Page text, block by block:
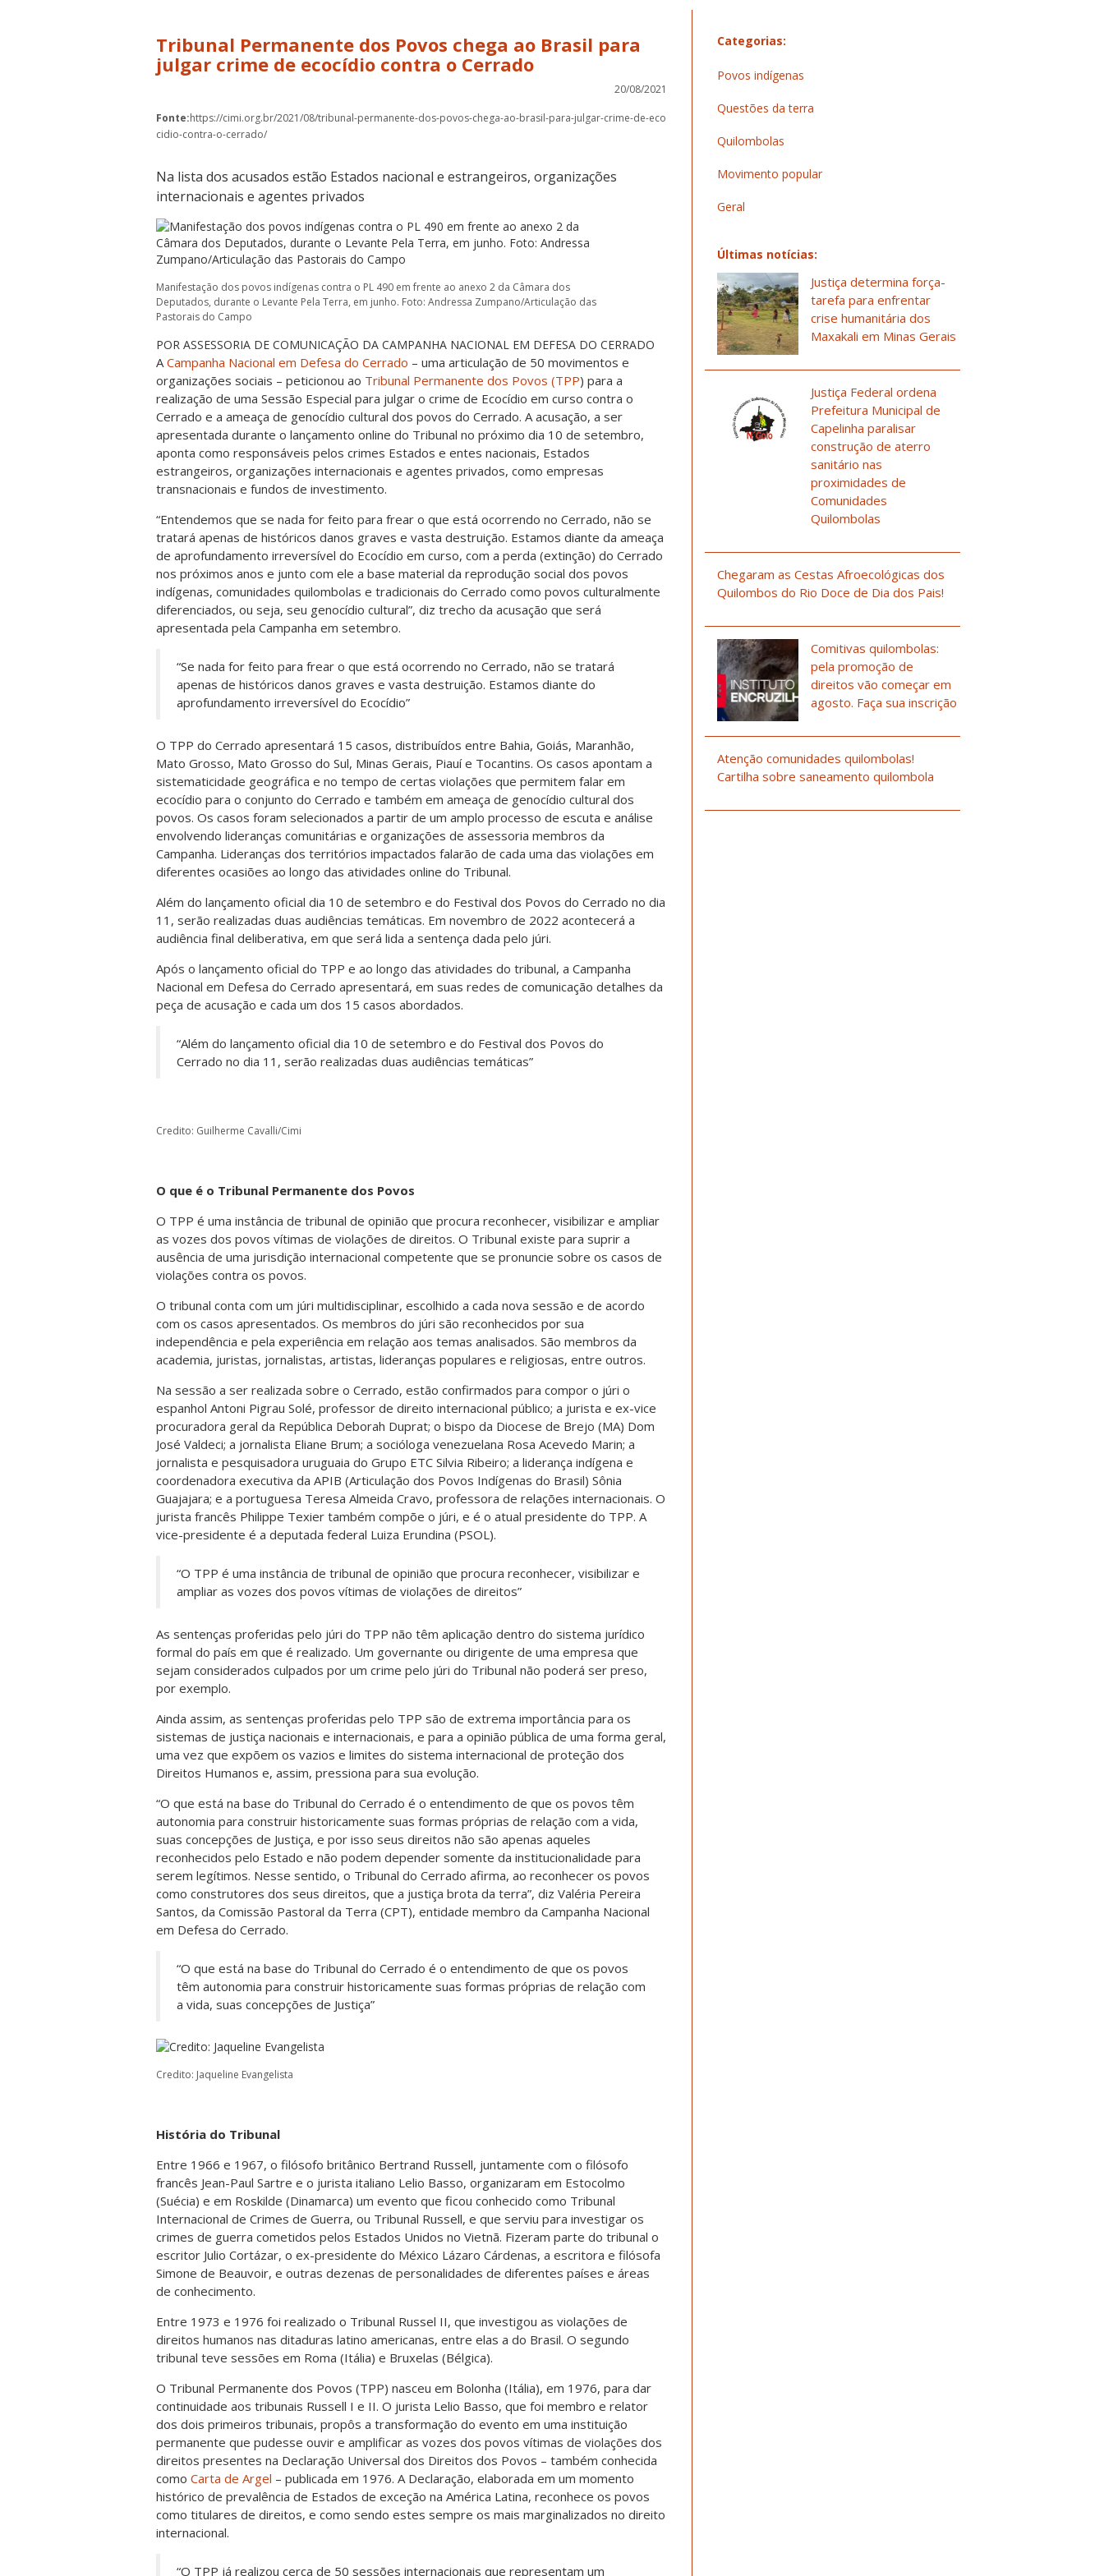
Tribunal Permanente dos Povos chega ao Brasil para
julgar crime de ecocídio contra o Cerrado
20/08/2021
Fonte:https://cimi.org.br/2021/08/tribunal-permanente-dos-povos-chega-ao-brasil-para-julgar-crime-de-eco
cidio-contra-o-cerrado/
Na lista dos acusados estão Estados nacional e estrangeiros, organizações
internacionais e agentes privados
Manifestação dos povos indígenas contra o PL 490 em frente ao anexo 2 da Câmara dos
Deputados, durante o Levante Pela Terra, em junho. Foto: Andressa Zumpano/Articulação das
Pastorais do Campo
POR ASSESSORIA DE COMUNICAÇÃO DA CAMPANHA NACIONAL EM DEFESA DO CERRADO
ACampanha Nacional em Defesa do Cerrado – uma articulação de 50 movimentos e
organizações sociais – peticionou ao Tribunal Permanente dos Povos (TPP) para a
realização de uma Sessão Especial para julgar o crime de Ecocídio em curso contra o
Cerrado e a ameaça de genocídio cultural dos povos do Cerrado. A acusação, a ser
apresentada durante o lançamento online do Tribunal no próximo dia 10 de setembro,
aponta como responsáveis pelos crimes Estados e entes nacionais, Estados
estrangeiros, organizações internacionais e agentes privados, como empresas
transnacionais e fundos de investimento.
“Entendemos que se nada for feito para frear o que está ocorrendo no Cerrado, não se
tratará apenas de históricos danos graves e vasta destruição. Estamos diante da ameaça
de aprofundamento irreversível do Ecocídio em curso, com a perda (extinção) do Cerrado
nos próximos anos e junto com ele a base material da reprodução social dos povos
indígenas, comunidades quilombolas e tradicionais do Cerrado como povos culturalmente
diferenciados, ou seja, seu genocídio cultural”, diz trecho da acusação que será
apresentada pela Campanha em setembro.
“Se nada for feito para frear o que está ocorrendo no Cerrado, não se tratará
apenas de históricos danos graves e vasta destruição. Estamos diante do
aprofundamento irreversível do Ecocídio”
O TPP do Cerrado apresentará 15 casos, distribuídos entre Bahia, Goiás, Maranhão,
Mato Grosso, Mato Grosso do Sul, Minas Gerais, Piauí e Tocantins. Os casos apontam a
sistematicidade geográfica e no tempo de certas violações que permitem falar em
ecocídio para o conjunto do Cerrado e também em ameaça de genocídio cultural dos
povos. Os casos foram selecionados a partir de um amplo processo de escuta e análise
envolvendo lideranças comunitárias e organizações de assessoria membros da
Campanha. Lideranças dos territórios impactados falarão de cada uma das violações em
diferentes ocasiões ao longo das atividades online do Tribunal.
Além do lançamento oficial dia 10 de setembro e do Festival dos Povos do Cerrado no dia
11, serão realizadas duas audiências temáticas. Em novembro de 2022 acontecerá a
audiência final deliberativa, em que será lida a sentença dada pelo júri.
Após o lançamento oficial do TPP e ao longo das atividades do tribunal, a Campanha
Nacional em Defesa do Cerrado apresentará, em suas redes de comunicação detalhes da
peça de acusação e cada um dos 15 casos abordados.
“Além do lançamento oficial dia 10 de setembro e do Festival dos Povos do
Cerrado no dia 11, serão realizadas duas audiências temáticas”
Credito: Guilherme Cavalli/Cimi
O que é o Tribunal Permanente dos Povos
O TPP é uma instância de tribunal de opinião que procura reconhecer, visibilizar e ampliar
as vozes dos povos vítimas de violações de direitos. O Tribunal existe para suprir a
ausência de uma jurisdição internacional competente que se pronuncie sobre os casos de
violações contra os povos.
O tribunal conta com um júri multidisciplinar, escolhido a cada nova sessão e de acordo
com os casos apresentados. Os membros do júri são reconhecidos por sua
independência e pela experiência em relação aos temas analisados. São membros da
academia, juristas, jornalistas, artistas, lideranças populares e religiosas, entre outros.
Na sessão a ser realizada sobre o Cerrado, estão confirmados para compor o júri o
espanhol Antoni Pigrau Solé, professor de direito internacional público; a jurista e ex-vice
procuradora geral da República Deborah Duprat; o bispo da Diocese de Brejo (MA) Dom
José Valdeci; a jornalista Eliane Brum; a socióloga venezuelana Rosa Acevedo Marin; a
jornalista e pesquisadora uruguaia do Grupo ETC Silvia Ribeiro; a liderança indígena e
coordenadora executiva da APIB (Articulação dos Povos Indígenas do Brasil) Sônia
Guajajara; e a portuguesa Teresa Almeida Cravo, professora de relações internacionais. O
jurista francês Philippe Texier também compõe o júri, e é o atual presidente do TPP. A
vice-presidente é a deputada federal Luiza Erundina (PSOL).
“O TPP é uma instância de tribunal de opinião que procura reconhecer, visibilizar e
ampliar as vozes dos povos vítimas de violações de direitos”
As sentenças proferidas pelo júri do TPP não têm aplicação dentro do sistema jurídico
formal do país em que é realizado. Um governante ou dirigente de uma empresa que
sejam considerados culpados por um crime pelo júri do Tribunal não poderá ser preso,
por exemplo.
Ainda assim, as sentenças proferidas pelo TPP são de extrema importância para os
sistemas de justiça nacionais e internacionais, e para a opinião pública de uma forma geral,
uma vez que expõem os vazios e limites do sistema internacional de proteção dos
Direitos Humanos e, assim, pressiona para sua evolução.
“O que está na base do Tribunal do Cerrado é o entendimento de que os povos têm
autonomia para construir historicamente suas formas próprias de relação com a vida,
suas concepções de Justiça, e por isso seus direitos não são apenas aqueles
reconhecidos pelo Estado e não podem depender somente da institucionalidade para
serem legítimos. Nesse sentido, o Tribunal do Cerrado afirma, ao reconhecer os povos
como construtores dos seus direitos, que a justiça brota da terra”, diz Valéria Pereira
Santos, da Comissão Pastoral da Terra (CPT), entidade membro da Campanha Nacional
em Defesa do Cerrado.
“O que está na base do Tribunal do Cerrado é o entendimento de que os povos
têm autonomia para construir historicamente suas formas próprias de relação com
a vida, suas concepções de Justiça”
Credito: Jaqueline Evangelista
História do Tribunal
Entre 1966 e 1967, o filósofo britânico Bertrand Russell, juntamente com o filósofo
francês Jean-Paul Sartre e o jurista italiano Lelio Basso, organizaram em Estocolmo
(Suécia) e em Roskilde (Dinamarca) um evento que ficou conhecido como Tribunal
Internacional de Crimes de Guerra, ou Tribunal Russell, e que serviu para investigar os
crimes de guerra cometidos pelos Estados Unidos no Vietnã. Fizeram parte do tribunal o
escritor Julio Cortázar, o ex-presidente do México Lázaro Cárdenas, a escritora e filósofa
Simone de Beauvoir, e outras dezenas de personalidades de diferentes países e áreas
de conhecimento.
Entre 1973 e 1976 foi realizado o Tribunal Russel II, que investigou as violações de
direitos humanos nas ditaduras latino americanas, entre elas a do Brasil. O segundo
tribunal teve sessões em Roma (Itália) e Bruxelas (Bélgica).
O Tribunal Permanente dos Povos (TPP) nasceu em Bolonha (Itália), em 1976, para dar
continuidade aos tribunais Russell I e II. O jurista Lelio Basso, que foi membro e relator
dos dois primeiros tribunais, propôs a transformação do evento em uma instituição
permanente que pudesse ouvir e amplificar as vozes dos povos vítimas de violações dos
direitos presentes na Declaração Universal dos Direitos dos Povos – também conhecida
como Carta de Argel – publicada em 1976. A Declaração, elaborada em um momento
histórico de prevalência de Estados de exceção na América Latina, reconhece os povos
como titulares de direitos, e como sendo estes sempre os mais marginalizados no direito
internacional.
“O TPP já realizou cerca de 50 sessões internacionais que representam um
Categorias:
Povos indígenas
Questões da terra
Quilombolas
Movimento popular
Geral
Últimas notícias:
Justiça determina força-
tarefa para enfrentar
crise humanitária dos
Maxakali em Minas Gerais
Justiça Federal ordena
Prefeitura Municipal de
Capelinha paralisar
construção de aterro
sanitário nas
proximidades de
Comunidades
Quilombolas
Chegaram as Cestas Afroecológicas dos
Quilombos do Rio Doce de Dia dos Pais!
Comitivas quilombolas:
pela promoção de
direitos vão começar em
agosto. Faça sua inscrição
Atenção comunidades quilombolas!
Cartilha sobre saneamento quilombola